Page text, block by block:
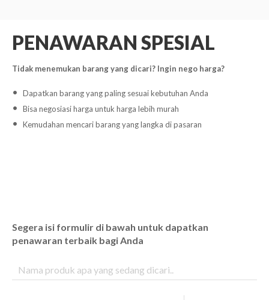
PENAWARAN SPESIAL
Tidak menemukan barang yang dicari? Ingin nego harga?
Dapatkan barang yang paling sesuai kebutuhan Anda
Bisa negosiasi harga untuk harga lebih murah
Kemudahan mencari barang yang langka di pasaran
Segera isi formulir di bawah untuk dapatkan
penawaran terbaik bagi Anda